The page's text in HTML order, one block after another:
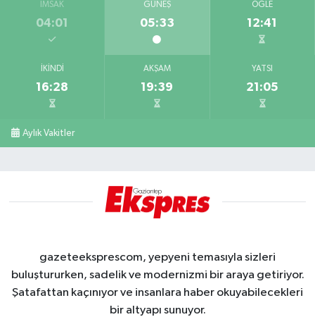
İMSAK
04:01
GÜNEŞ
05:33
ÖĞLE
12:41
İKINDI
16:28
AKŞAM
19:39
YATSI
21:05
Aylık Vakitler
gazeteeksprescom, yepyeni temasıyla sizleri
buluştururken, sadelik ve modernizmi bir araya getiriyor.
Şatafattan kaçınıyor ve insanlara haber okuyabilecekleri
bir altyapı sunuyor.